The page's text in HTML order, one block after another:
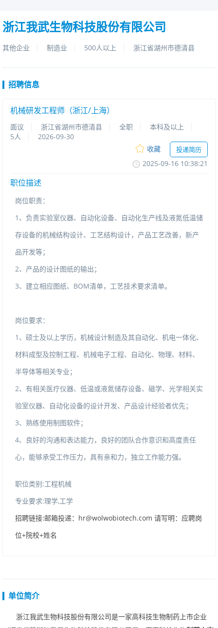
浙江我武生物科技股份有限公司
其他企业 制造业 500人以上 浙江省湖州市德清县
招聘信息
机械研发工程师（浙江/上海）
面议 浙江省湖州市德清县 全职
本科及以上
5人
2026-09-30
收藏
投递简历
2025-09-1610:38:21
职位描述
岗位职责：
1、负责实验室仪器、自动化设备、自动化生产线及液氮低温储
存设备的机械结构设计、工艺结构设计，产品工艺改善，新产
品开发等；
2、产品的设计图纸的输出；
3、建立相应图纸、BOM清单，工艺技术要求清单。
岗位要求：
1、硕士及以上学历，机械设计制造及其自动化、机电一体化、
材料成型及控制工程、机械电子工程、自动化、物理、材料、
半导体等相关专业；
2、有相关医疗仪器、低温或液氮储存设备、磁学、光学相关实
验室仪器、自动化设备的设计开发、产品设计经验者优先；
3、熟练使用制图软件；
4、良好的沟通和表达能力，良好的团队合作意识和高度责任
心，能够承受工作压力，具有亲和力，独立工作能力强。
职位类别:工程机械
专业要求:理学,工学
招聘链接:邮箱投递：hr@wolwobiotech.com请写明：应聘岗
位+院校+姓名
单位简介
浙江我武生物科技股份有限公司是一家高科技生物制药上市企业